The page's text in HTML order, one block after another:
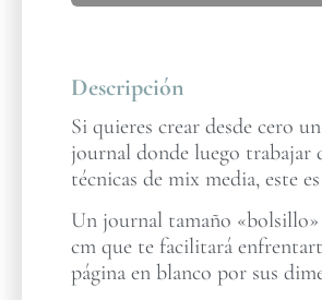
Descripción
Si quieres crear desde cero
journal donde luego trabajar
técnicas de mix media, este
Un journal tamaño «bolsillo»
cm que te facilitará
página en blanco por sus